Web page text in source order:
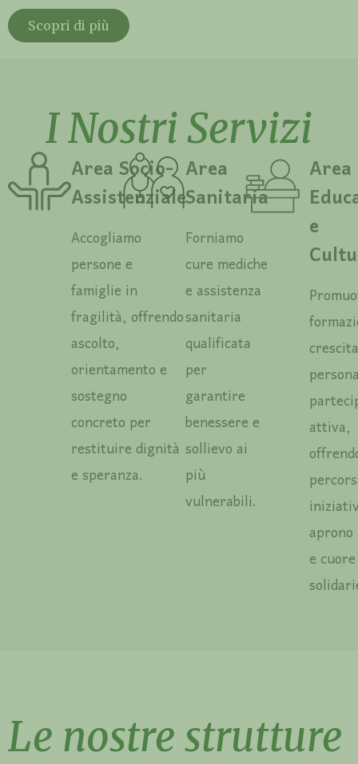
Scopri di più
I Nostri Servizi
Area Socio-
Assistenziale
Accogliamo
persone e
famiglie in
fragilità, offrendo
ascolto,
orientamento e
sostegno
concreto per
restituire dignità
e speranza.
Area
Sanitaria
Forniamo
cure mediche
e assistenza
sanitaria
qualificata
per
garantire
benessere e
sollievo ai
più
vulnerabili.
Area
e
attiva,
e
Le nostre strutture